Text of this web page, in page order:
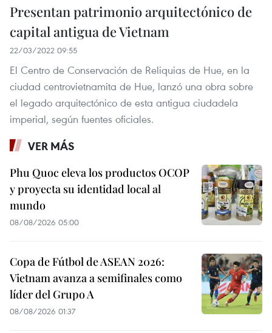
Presentan patrimonio arquitectónico de
capital antigua de Vietnam
22/03/2022 09:55
El Centro de Conservación de Reliquias de Hue, en la
ciudad centrovietnamita de Hue, lanzó una obra sobre
el legado arquitectónico de esta antigua ciudadela
imperial, según fuentes oficiales.
VER MÁS
Phu Quoc eleva los productos OCOP
y proyecta su identidad local al
mundo
08/08/2026 05:00
Copa de Fútbol de ASEAN 2026:
Vietnam avanza a semifinales como
líder del Grupo A
08/08/2026 01:37